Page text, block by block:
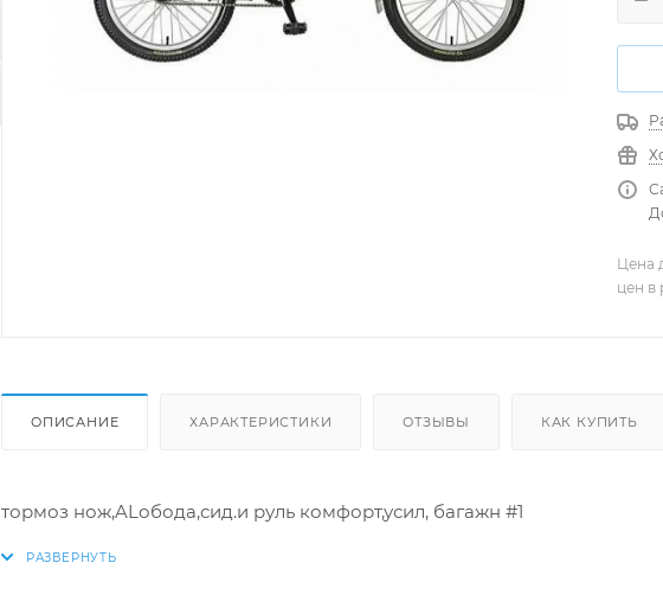
Цена
цен в
ОПИСАНИЕ ХАРАКТЕРИСТИКИ ОТЗЫВЫ КАК КУПИТЬ
тормоз нож,ALобода,сид.и руль комфорт,усил, багажн #1